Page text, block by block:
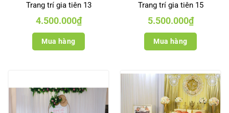
Trang trí gia tiên 13
4.500.000₫
Mua hàng
Trang trí gia tiên 15
5.500.000₫
Mua hàng